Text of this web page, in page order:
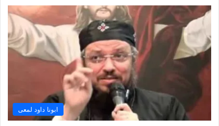
ابونا داود لمعى